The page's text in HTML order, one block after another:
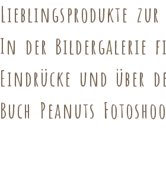
Lieblingsprodukte
In der Bildergalerie
Eindrücke und über
Buch Peanuts